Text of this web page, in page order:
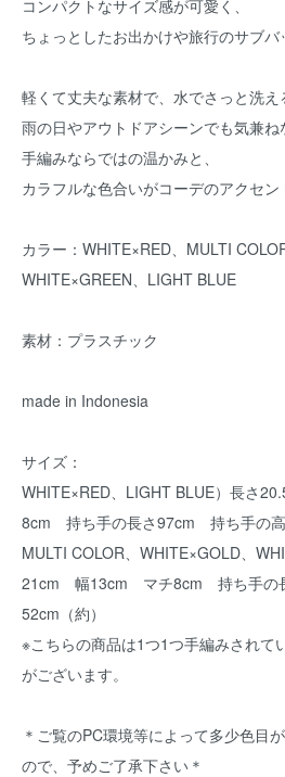
コンパクトなサイズ感が可愛く、
ちょっとしたお出かけや旅行のサブ
軽くて丈夫な素材で、水でさっと洗え
雨の日やアウトドアシーンでも気兼ね
手編みならではの温かみと、
カラフルな色合いがコーデのアクセン
カラー：WHITE×RED、MULTI
WHITE×GREEN、LIGHT BLUE
素材：プラスチック
made in Indonesia
サイズ：
WHITE×RED、LIGHT BLUE）長さ
8cm 持ち手の長さ97cm 持ち手の高
MULTI COLOR、WHITE×GOLD、
21cm 幅13cm マチ8cm 持ち手の
52cm（約）
※こちらの商品は1つ1つ手編みされて
がございます。
＊ご覧のPC環境等によって多少色目
ので、予めご了承下さい＊